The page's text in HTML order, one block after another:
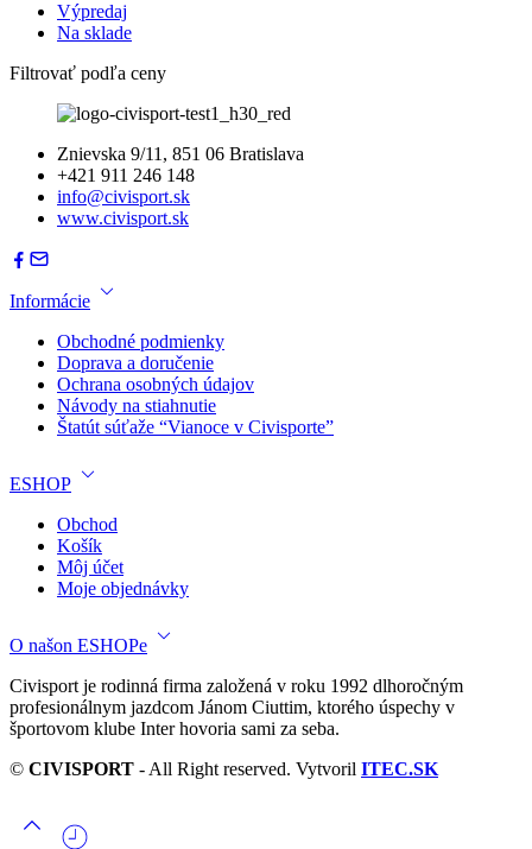
Výpredaj
Na sklade
Filtrovať podľa ceny
Znievska 9/11, 851 06 Bratislava
+421 911 246 148
info@civisport.sk
www.civisport.sk
Informácie
Obchodné podmienky
Doprava a doručenie
Ochrana osobných údajov
Návody na stiahnutie
Štatút súťaže “Vianoce v Civisporte”
ESHOP
Obchod
Košík
Môj účet
Moje objednávky
O našon ESHOPe
Civisport je rodinná firma založená v roku 1992 dlhoročným
profesionálnym jazdcom Jánom Ciuttim, ktorého úspechy v
športovom klube Inter hovoria sami za seba.
© CIVISPORT - All Right reserved. Vytvoril ITEC.SK